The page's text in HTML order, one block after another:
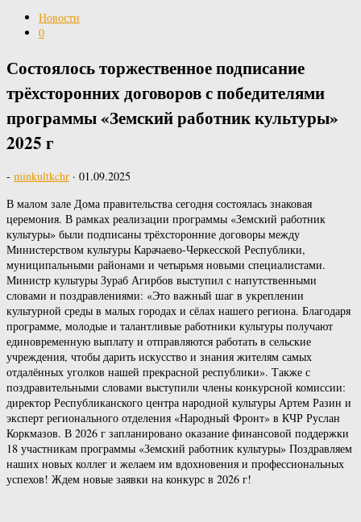
Новости
0
Состоялось торжественное подписание
трёхсторонних договоров с победителями
программы «Земский работник культуры»
2025 г
- minkultkchr · 01.09.2025
В малом зале Дома правительства сегодня состоялась знаковая
церемония. В рамках реализации программы «Земский работник
культуры» были подписаны трёхсторонние договоры между
Министерством культуры Карачаево-Черкесской Республики,
муниципальными районами и четырьмя новыми специалистами.
Министр культуры Зураб Агирбов выступил с напутственными
словами и поздравлениями: «Это важный шаг в укреплении
культурной среды в малых городах и сёлах нашего региона. Благодаря
программе, молодые и талантливые работники культуры получают
единовременную выплату и отправляются работать в сельские
учреждения, чтобы дарить искусство и знания жителям самых
отдалённых уголков нашей прекрасной республики». Также с
поздравительными словами выступили члены конкурсной комиссии:
директор Республиканского центра народной культуры Артем Разин и
эксперт регионального отделения «Народный Фронт» в КЧР Руслан
Коркмазов. В 2026 г запланировано оказание финансовой поддержки
18 участникам программы «Земский работник культуры» Поздравляем
наших новых коллег и желаем им вдохновения и профессиональных
успехов! Ждем новые заявки на конкурс в 2026 г!